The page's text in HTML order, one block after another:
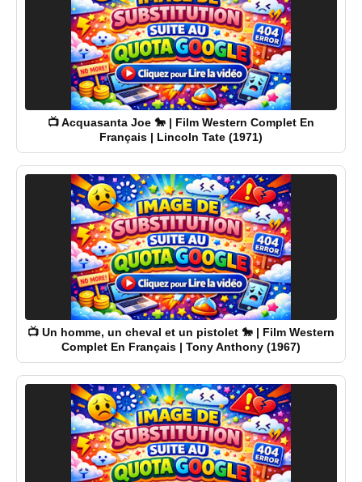
📺 Acquasanta Joe 🐎 | Film Western Complet En
Français | Lincoln Tate (1971)
📺 Un homme, un cheval et un pistolet 🐎 | Film Western
Complet En Français | Tony Anthony (1967)